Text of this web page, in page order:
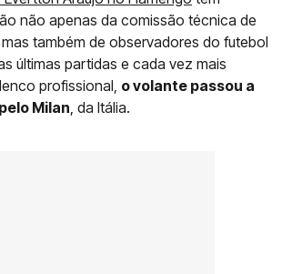
não apenas da comissão técnica de
também de observadores do futebol
últimas partidas e cada vez mais
profissional, o volante passou a
Milan , da Itália.